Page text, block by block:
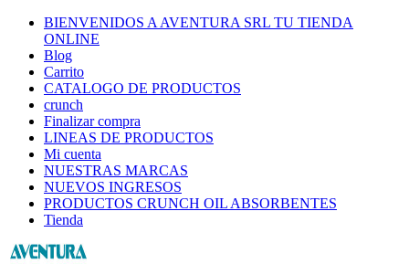
Saltar
contenido
BIENVENIDOS A AVENTURA SRL TU TIENDA
ONLINE
Blog
Carrito
CATALOGO DE PRODUCTOS
crunch
Finalizar compra
LINEAS DE PRODUCTOS
Mi cuenta
NUESTRAS MARCAS
NUEVOS INGRESOS
PRODUCTOS CRUNCH OIL ABSORBENTES
Tienda